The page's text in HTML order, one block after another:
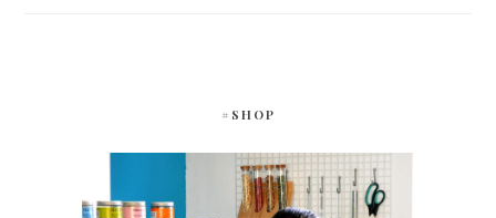
#SHOP